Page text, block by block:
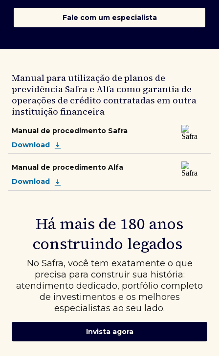
Fale com um especialista
Manual para utilização de planos de
previdência Safra e Alfa como garantia de
operações de crédito contratadas em outra
instituição financeira
Manual de procedimento Safra
Download
Manual de procedimento Alfa
Download
Há mais de 180 anos
construindo legados
No Safra, você tem exatamente o que
precisa para construir sua história:
atendimento dedicado, portfólio completo
de investimentos e os melhores
especialistas ao seu lado.
Invista agora